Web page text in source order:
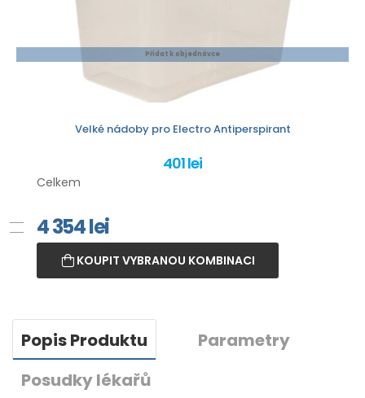
Přidat k objednávce
Velké nádoby pro Electro Antiperspirant
401 lei
Celkem
4 354lei
KOUPIT VYBRANOU KOMBINACI
Popis Produktu
Parametry
Posudky lékařů